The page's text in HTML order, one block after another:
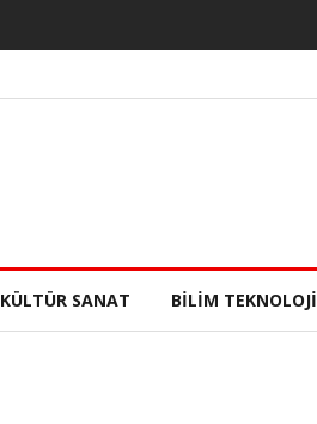
KÜLTÜR SANAT BILIM TEKNOLOJI